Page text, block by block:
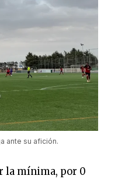
ante su afición.
la mínima, por 0